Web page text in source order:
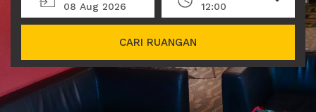
08 Aug 2026 12:00
CARI RUANGAN